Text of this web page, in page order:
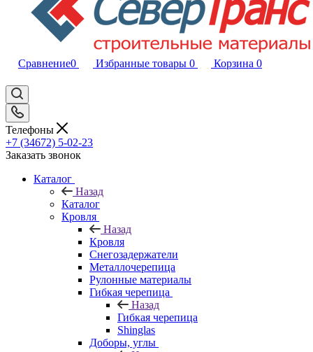
Сравнение0 Избранные товары 0 Корзина 0
Телефоны
+7 (34672) 5-02-23
Заказать звонок
Каталог
Назад
Каталог
Кровля
Назад
Кровля
Снегозадержатели
Металлочерепица
Рулонные материалы
Гибкая черепица
Назад
Гибкая черепица
Shinglas
Доборы, углы